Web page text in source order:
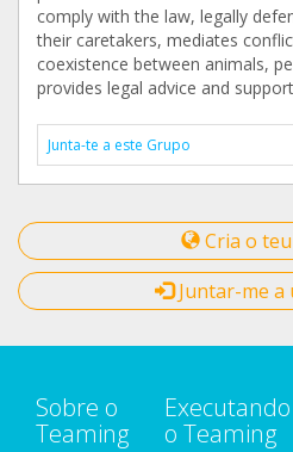
comply with the law, legally
their caretakers, mediates
coexistence between animals,
provides legal advice and
Junta-te a este Grupo
Cria o
Juntar-me a
Sobre o
Teaming
Executando
o Teaming